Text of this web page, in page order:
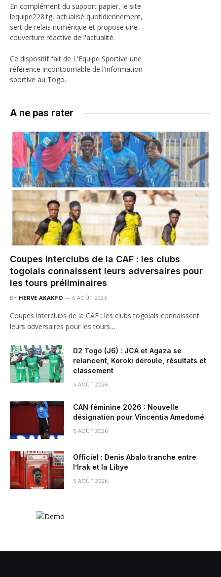
En complément du support papier, le site
lequipe228.tg, actualisé quotidiennement,
sert de relais numérique et propose une
couverture réactive de l'actualité.
Ce dispositif fait de L'Equipe Sportive une
référence incontournable de l'information
sportive au Togo.
A ne pas rater
Coupes interclubs de la CAF : les clubs
togolais connaissent leurs adversaires pour
les tours préliminaires
BY HERVE AKAKPO 6 AOÛT 2026
Coupes interclubs de la CAF : les clubs togolais connaissent
leurs adversaires pour les tours…
D2 Togo (J6) : JCA et Agaza se
relancent, Koroki déroule, résultats et
classement
5 AOÛT 2026
CAN féminine 2026 : Nouvelle
désignation pour Vincentia Amedomé
5 AOÛT 2026
Officiel : Denis Abalo tranche entre
l’Irak et la Libye
5 AOÛT 2026